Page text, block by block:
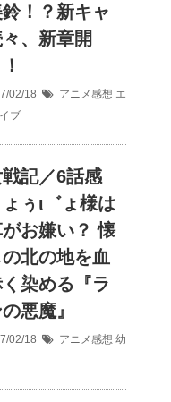
！？新キャ
、新章開
02/18 アニメ感想 エ
ブ
記／6話感
ぅι゛ょ様は
お嫌い？ 懐
北の地を血
染める『ラ
悪魔』
02/18 アニメ感想 幼